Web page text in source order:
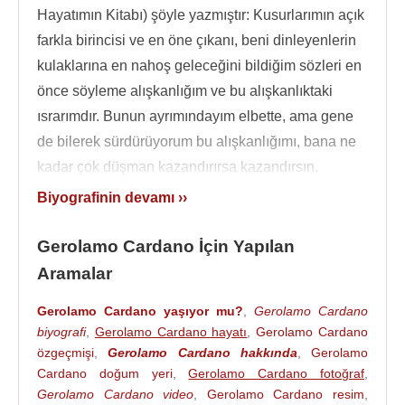
Hayatımın Kitabı) şöyle yazmıştır: Kusurlarımın açık
farkla birincisi ve en öne çıkanı, beni dinleyenlerin
kulaklarına en nahoş geleceğini bildiğim sözleri en
önce söyleme alışkanlığım ve bu alışkanlıktaki
ısrarımdır. Bunun ayrımındayım elbette, ama gene
de bilerek sürdürüyorum bu alışkanlığımı, bana ne
kadar çok düşman kazandırırsa kazandırsın.
Savaş yüzünden okul kapanınca eğitimini
Taşınmadan kısa bir süre sonra babası öldü.
sonra kumara yönelir. Herkesten daha iyi bildiği
olasılık kuramı sayesinde kâğıt ve zar oyunlarında
oldukça başarılıydı, satranç da oynardı. Kumar
çevresi pek tekin değildi tahmin edildiği gibi. Bu
yüzden yanında hep bir bıçak taşırdı. Bir defasında,
Biyografinin devamı ››
Gerolamo Cardano İçin Yapılan
Aramalar
Gerolamo Cardano yaşıyor mu?
Gerolamo Cardano
biyografi, Gerolamo Cardano hayatı ,Gerolamo Cardano
özgeçmişi ,Gerolamo Cardano hakkında
Gerolamo
Cardano doğum yeri,Gerolamo Cardano fotoğraf
Gerolamo Cardano video
Gerolamo Cardano resim